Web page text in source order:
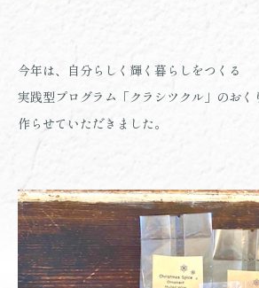
今年は、自分らしく輝く暮らしをつくる
実践型プログラム「クラシツクル」のおく
作らせていただきました。